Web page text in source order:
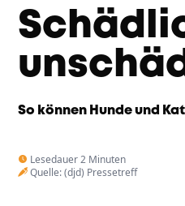
So können Hunde und
Lesedauer 2 Minuten
Quelle: (djd) Pressetreff